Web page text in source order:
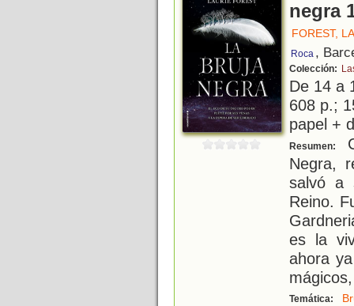
negra
FOREST,
Roca ,
Colección:
De 14 a
608 p.;
papel +
Resumen:
Negra,
salvó a
Reino.
es la
ahora
Temática: